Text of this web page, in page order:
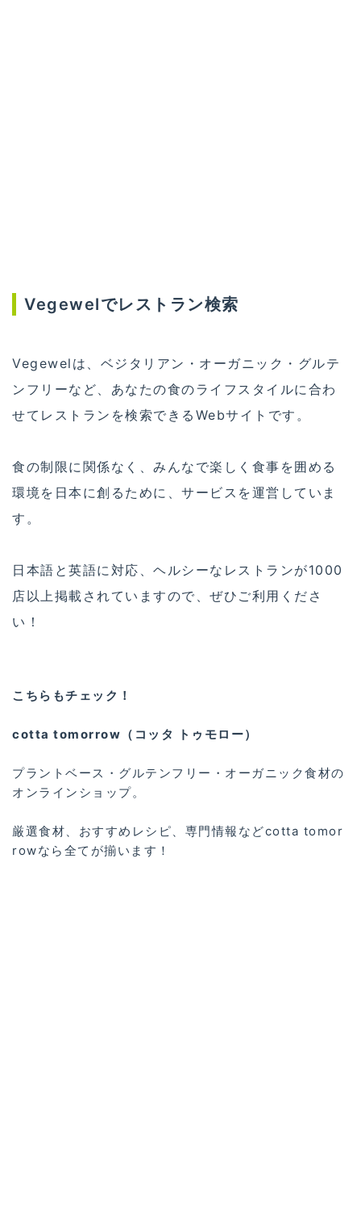
Vegewelでレストラン検索
Vegewelは、ベジタリアン・オーガニック・グルテ
ンフリーなど、あなたの食のライフスタイルに合わ
せてレストランを検索できるWebサイトです。
食の制限に関係なく、みんなで楽しく食事を囲める
環境を日本に創るために、サービスを運営していま
す。
日本語と英語に対応、ヘルシーなレストランが1000
店以上掲載されていますので、ぜひご利用くださ
い！
こちらもチェック！
cotta tomorrow（コッタ トゥモロー）
プラントベース・グルテンフリー・オーガニック食材の
オンラインショップ。
厳選食材、おすすめレシピ、専門情報などcotta tomor
rowなら全てが揃います！